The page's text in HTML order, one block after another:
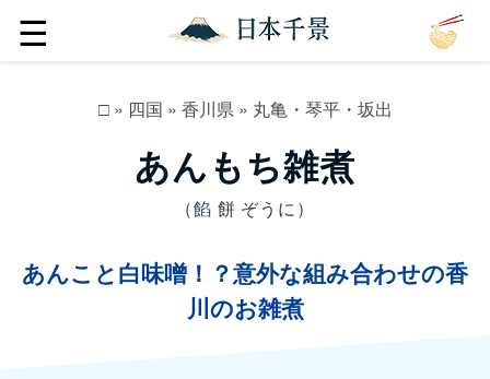
☰
□» 四国 » 香川県» 丸亀・琴平・坂出
あんもち雑煮
（餡 餅 ぞうに）
あんこと白味噌！？意外な組み合わせの香
川のお雑煮